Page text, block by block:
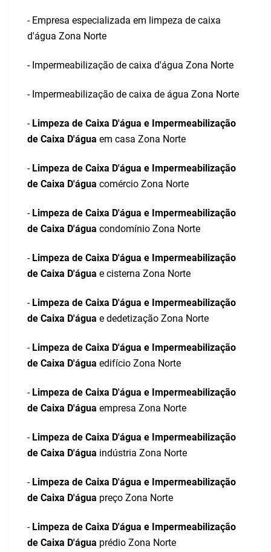
- Empresa especializada em limpeza de caixa
d'água Zona Norte
- Impermeabilização de caixa d'água Zona Norte
- Impermeabilização de caixa de água Zona Norte
- Limpeza de Caixa D'água e Impermeabilização
de Caixa D'água em casa Zona Norte
- Limpeza de Caixa D'água e Impermeabilização
de Caixa D'água comércio Zona Norte
- Limpeza de Caixa D'água e Impermeabilização
de Caixa D'água condomínio Zona Norte
- Limpeza de Caixa D'água e Impermeabilização
de Caixa D'água e cisterna Zona Norte
- Limpeza de Caixa D'água e Impermeabilização
de Caixa D'água e dedetização Zona Norte
- Limpeza de Caixa D'água e Impermeabilização
de Caixa D'água edifício Zona Norte
- Limpeza de Caixa D'água e Impermeabilização
de Caixa D'água empresa Zona Norte
- Limpeza de Caixa D'água e Impermeabilização
de Caixa D'água indústria Zona Norte
- Limpeza de Caixa D'água e Impermeabilização
de Caixa D'água preço Zona Norte
- Limpeza de Caixa D'água e Impermeabilização
de Caixa D'água prédio Zona Norte